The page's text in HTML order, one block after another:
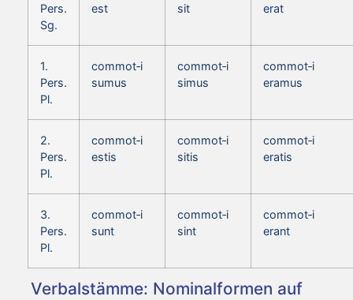
Pers.
Sg.
est
sit
erat
1.
Pers.
Pl.
commot‑i
sumus
commot‑i
simus
commot‑i
eramus
2.
Pers.
Pl.
commot‑i
estis
commot‑i
sitis
commot‑i
eratis
3.
Pers.
Pl.
commot‑i
sunt
commot‑i
sint
commot‑i
erant
Verbalstämme: Nominalformen auf